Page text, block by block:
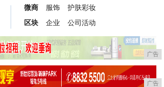
微商
区块
服饰
企业
护肤彩妆
公司活动
广告
广告